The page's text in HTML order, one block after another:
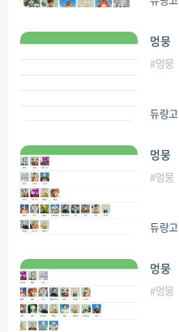
멍뭉
#멍뭉
듀랑고
멍뭉
#멍뭉
듀랑고
멍뭉
#멍뭉